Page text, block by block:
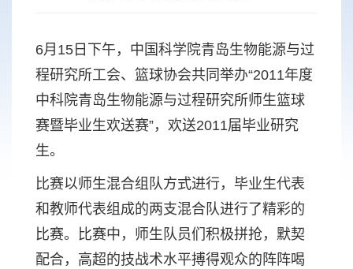
6月15日下午，中国科学院青岛生物能源与过
程研究所工会、篮球协会共同举办“2011年度
中科院青岛生物能源与过程研究所师生篮球
赛暨毕业生欢送赛”，欢送2011届毕业研究
生。
比赛以师生混合组队方式进行，毕业生代表
和教师代表组成的两支混合队进行了精彩的
比赛。比赛中，师生队员们积极拼抢，默契
配合，高超的技战术水平搏得观众的阵阵喝